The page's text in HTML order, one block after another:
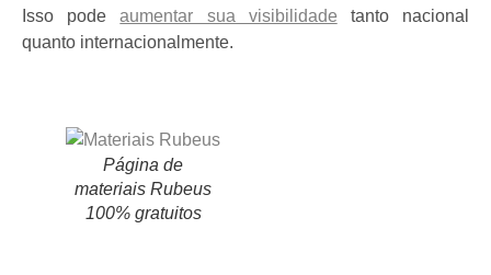
Isso podeaumentar sua visibilidade tanto nacional
quanto internacionalmente.
Página de
materiais Rubeus
100% gratuitos